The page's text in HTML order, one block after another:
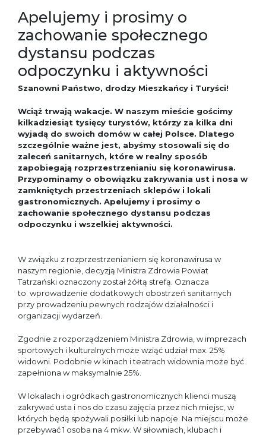
Apelujemy i prosimy o
zachowanie społecznego
dystansu podczas
odpoczynku i aktywności
Szanowni Państwo, drodzy Mieszkańcy i Turyści!
Wciąż trwają wakacje. W naszym mieście gościmy
kilkadziesiąt tysięcy turystów, którzy za kilka dni
wyjadą do swoich domów w całej Polsce. Dlatego
szczególnie ważne jest, abyśmy stosowali się do
zaleceń sanitarnych, które w realny sposób
zapobiegają rozprzestrzenianiu się koronawirusa.
Przypominamy o obowiązku zakrywania ust i nosa w
zamkniętych przestrzeniach sklepów i lokali
gastronomicznych. Apelujemy i prosimy o
zachowanie społecznego dystansu podczas
odpoczynku i wszelkiej aktywności.
W związku z rozprzestrzenianiem się koronawirusa w
naszym regionie, decyzją Ministra Zdrowia Powiat
Tatrzański oznaczony został żółtą strefą. Oznacza
to wprowadzenie dodatkowych obostrzeń sanitarnych
przy prowadzeniu pewnych rodzajów działalności i
organizacji wydarzeń.
Zgodnie z rozporządzeniem Ministra Zdrowia, w imprezach
sportowych i kulturalnych może wziąć udział max. 25%
widowni. Podobnie w kinach i teatrach widownia może być
zapełniona w maksymalnie 25%.
W lokalach i ogródkach gastronomicznych klienci muszą
zakrywać usta i nos do czasu zajęcia przez nich miejsc, w
których będą spożywali posiłki lub napoje. Na miejscu może
przebywać 1 osoba na 4 mkw. W siłowniach, klubach i